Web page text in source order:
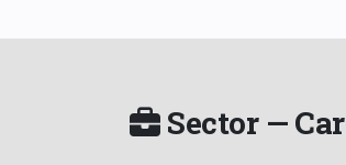
Sector —